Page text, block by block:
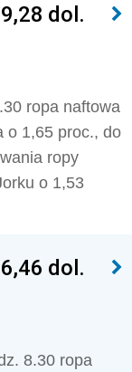
dol.
ropa naftowa
o 1,65 proc., do
ropy
o 1,53
dol.
8.30 ropa